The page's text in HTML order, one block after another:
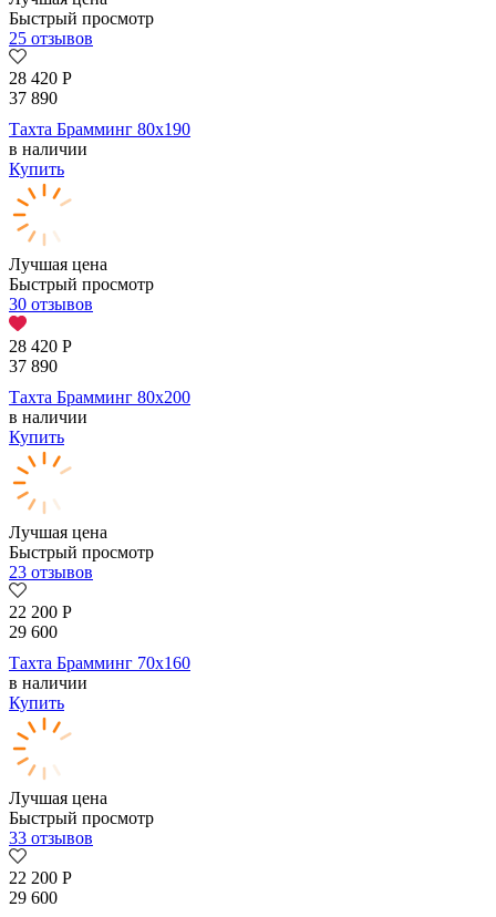
Быстрый просмотр
25 отзывов
28 420 Р
37 890
Тахта Брамминг 80х190
в наличии
Купить
Лучшая цена
Быстрый просмотр
30 отзывов
28 420 Р
37 890
Тахта Брамминг 80х200
в наличии
Купить
Лучшая цена
Быстрый просмотр
23 отзывов
22 200 Р
29 600
Тахта Брамминг 70х160
в наличии
Купить
Лучшая цена
Быстрый просмотр
33 отзывов
22 200 Р
29 600